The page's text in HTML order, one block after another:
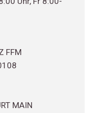
FFM
MAIN